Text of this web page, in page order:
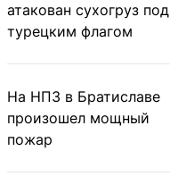
атакован сухогруз под
турецким флагом
На НПЗ в Братиславе
произошел мощный
пожар